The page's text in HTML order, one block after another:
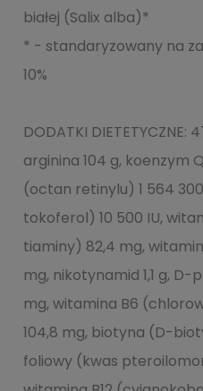
białej (Salix alba)*
* - standaryzowany na
10%
DODATKI DIETETYCZNE:
arginina 104 g, koenzym
(octan retinylu) 1 564
tokoferol) 10 500 IU,
tiaminy) 82,4 mg,
mg, nikotynamid 1,1 g,
mg, witamina B6
104,8 mg, biotyna (D-
foliowy (kwas